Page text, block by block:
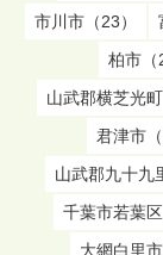
市川市（23）
柏市（
山武郡横芝光町
君津市（
山武郡九十九
千葉市若葉区
大網白里市